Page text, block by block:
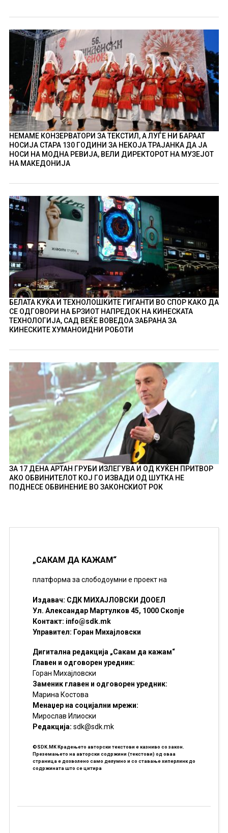
НЕМАМЕ КОНЗЕРВАТОРИ ЗА ТЕКСТИЛ, А ЛУЃЕ НИ БАРААТ
НОСИЈА СТАРА 130 ГОДИНИ ЗА НЕКОЈА ТРАЈАНКА ДА ЈА
НОСИ НА МОДНА РЕВИЈА, ВЕЛИ ДИРЕКТОРОТ НА МУЗЕЈОТ
НА МАКЕДОНИЈА
БЕЛАТА КУЌА И ТЕХНОЛОШКИТЕ ГИГАНТИ ВО СПОР КАКО ДА
СЕ ОДГОВОРИ НА БРЗИОТ НАПРЕДОК НА КИНЕСКАТА
ТЕХНОЛОГИЈА, САД ВЕЌЕ ВОВЕДОА ЗАБРАНА ЗА
КИНЕСКИТЕ ХУМАНОИДНИ РОБОТИ
ЗА 17 ДЕНА АРТАН ГРУБИ ИЗЛЕГУВА И ОД КУЌЕН ПРИТВОР
АКО ОБВИНИТЕЛОТ КОЈ ГО ИЗВАДИ ОД ШУТКА НЕ
ПОДНЕСЕ ОБВИНЕНИЕ ВО ЗАКОНСКИОТ РОК
„САКАМ ДА КАЖАМ“
платформа за слободоумни е проект на
Издавач: СДК МИХАЈЛОВСКИ ДООЕЛ
Ул. Александар Мартулков 45, 1000 Скопје
Контакт: info@sdk.mk
Управител: Горан Михајловски
Дигитална редакција „Сакам да кажам“
Главен и одговорен уредник:
Горан Михајловски
Заменик главен и одговорен уредник:
Марина Костова
Менаџер на социјални мрежи:
Мирослав Илиоски
Редакцијa: sdk@sdk.mk
©SDK.MK Крадењето авторски текстови е казниво со закон.
Преземањето на авторски содржини (текстови) од оваа
страница е дозволено само делумно и со ставање хиперлинк до
содржината што се цитира